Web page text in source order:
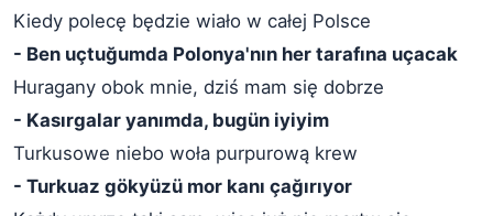
Kiedy polecę będzie wiało w całej Polsce
- Ben uçtuğumda Polonya'nın her tarafına uçacak
Huragany obok mnie, dziś mam się dobrze
- Kasırgalar yanımda, bugün iyiyim
Turkusowe niebo woła purpurową krew
- Turkuaz gökyüzü mor kanı çağırıyor